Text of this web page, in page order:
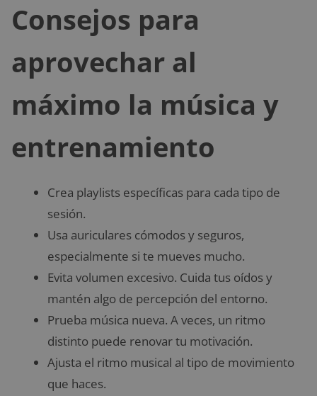
Consejos para
aprovechar al
máximo la música y
entrenamiento
Crea playlists específicas para cada tipo de
sesión.
Usa auriculares cómodos y seguros,
especialmente si te mueves mucho.
Evita volumen excesivo. Cuida tus oídos y
mantén algo de percepción del entorno.
Prueba música nueva. A veces, un ritmo
distinto puede renovar tu motivación.
Ajusta el ritmo musical al tipo de movimiento
que haces.